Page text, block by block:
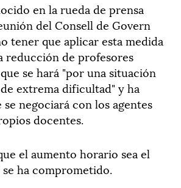
en la rueda de prensa
del Consell de Govern
tener que aplicar esta medida
reducción de profesores
se hará "por una situación
extrema dificultad" y ha
negociará con los agentes
docentes.
el aumento horario sea el
ha comprometido.